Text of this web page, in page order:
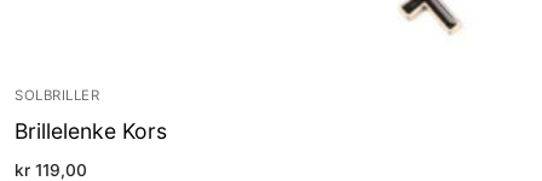
SOLBRILLER
Brillelenke Kors
kr 119,00